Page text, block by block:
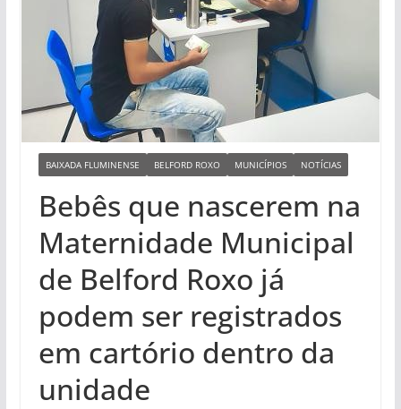
BAIXADA FLUMINENSE BELFORD ROXO MUNICÍPIOS NOTÍCIAS
Bebês que nascerem na
Maternidade Municipal
de Belford Roxo já
podem ser registrados
em cartório dentro da
unidade